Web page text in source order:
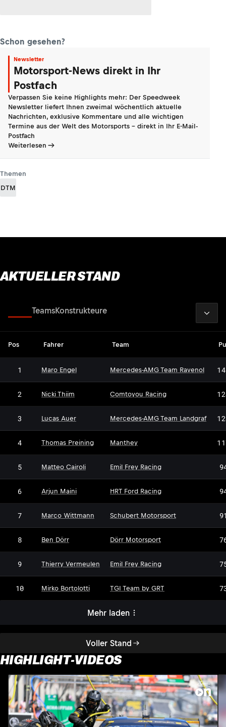
Schon gesehen?
Newsletter
Motorsport-News direkt in Ihr
Postfach
Verpassen Sie keine Highlights mehr: Der Speedweek
Newsletter liefert Ihnen zweimal wöchentlich aktuelle
Nachrichten, exklusive Kommentare und alle wichtigen
Termine aus der Welt des Motorsports - direkt in Ihr E-Mail-
Postfach
Weiterlesen
Themen
DTM
AKTUELLER STAND
Voller Stand
TeamsKonstrukteure
Pos Fahrer Team
1 Maro Engel Mercedes-AMG Team Ravenol
2 Nicki Thiim Comtoyou Racing
3 Lucas Auer Mercedes-AMG Team Landgraf
4 Thomas Preining Manthey
5 Matteo Cairoli Emil Frey Racing
6 Arjun Maini HRT Ford Racing
7 Marco Wittmann Schubert Motorsport
8 Ben Dörr DM
Dörr Motorsport
9 Thierry Vermeulen Emil Frey Racing
10 Mirko Bortolotti TGI Team by GRT
Mehr laden
HIGHLIGHT-VIDEOS